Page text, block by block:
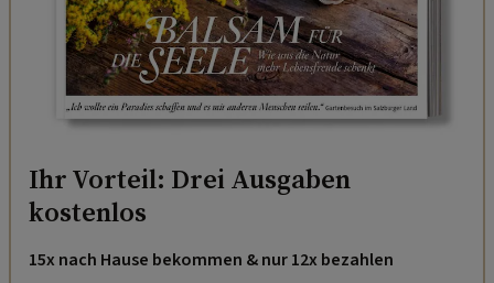
Ihr Vorteil: Drei Ausgaben
kostenlos
15x nach Hause bekommen & nur 12x bezahlen